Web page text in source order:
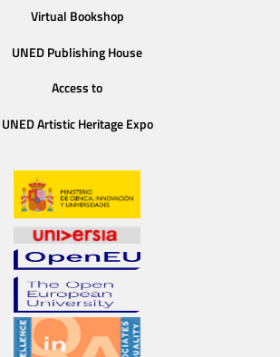
Virtual Bookshop
UNED Publishing House
Access to
UNED Artistic Heritage Expo